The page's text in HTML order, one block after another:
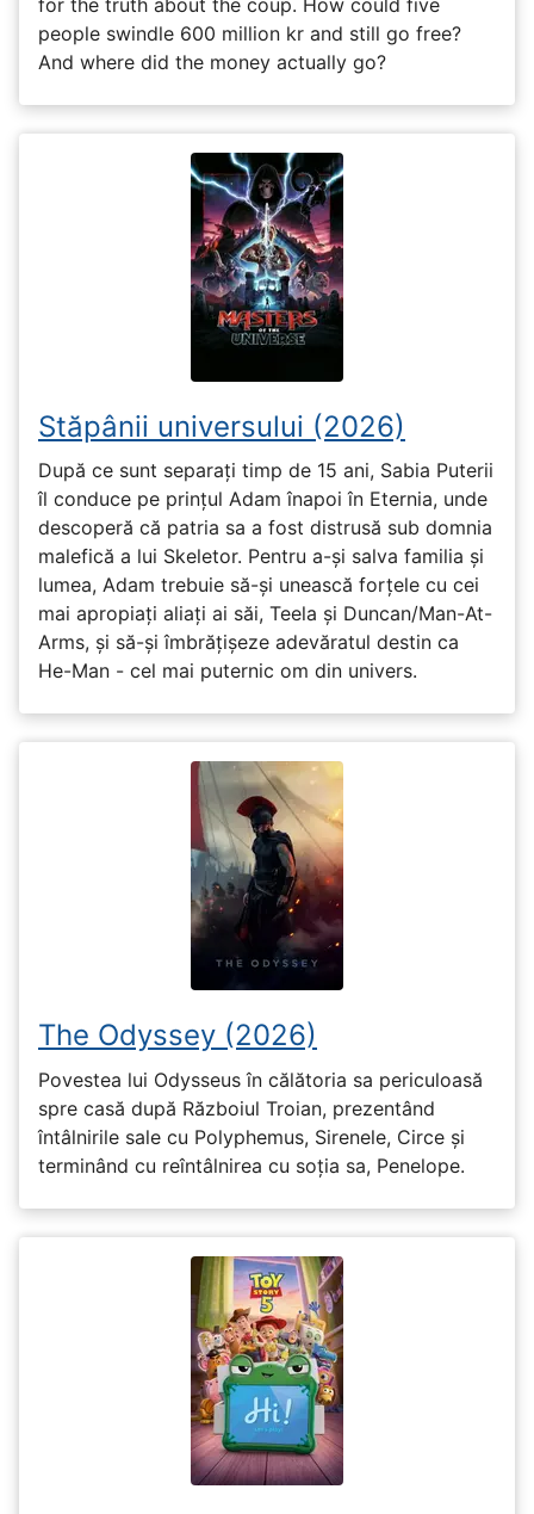
people swindle 600 million kr and still go free?
And where did the money actually go?
Stăpânii universului (2026)
După ce sunt separați timp de 15 ani, Sabia Puterii
îl conduce pe prințul Adam înapoi în Eternia, unde
descoperă că patria sa a fost distrusă sub domnia
malefică a lui Skeletor. Pentru a-și salva familia și
lumea, Adam trebuie să-și unească forțele cu cei
mai apropiați aliați ai săi, Teela și Duncan/Man-At-
Arms, și să-și îmbrățișeze adevăratul destin ca
He-Man - cel mai puternic om din univers.
The Odyssey (2026)
Povestea lui Odysseus în călătoria sa periculoasă
spre casă după Războiul Troian, prezentând
întâlnirile sale cu Polyphemus, Sirenele, Circe și
terminând cu reîntâlnirea cu soția sa, Penelope.